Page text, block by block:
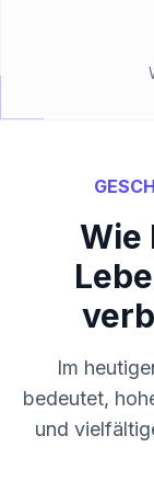
Wie
Im
bedeutet,
und